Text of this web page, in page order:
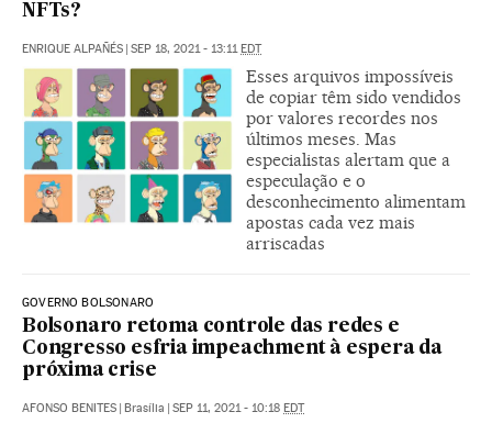
NFTs?
ENRIQUE ALPAÑÉS | SEP 18, 2021 - 13:11EDT
Esses arquivos impossíveis
de copiar têm sido vendidos
por valores recordes nos
últimos meses. Mas
especialistas alertam que a
especulação e o
desconhecimento alimentam
apostas cada vez mais
arriscadas
GOVERNO BOLSONARO
Bolsonaro retoma controle das redes e
Congresso esfria impeachment à espera da
próxima crise
AFONSO BENITES | Brasília | SEP 11, 2021 - 10:18 EDT